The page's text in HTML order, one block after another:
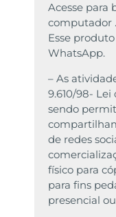
Acesse para
computador .
Esse
WhatsApp.
– As
9.610/98-
sendo
de redes
físico para
para fins
presencial